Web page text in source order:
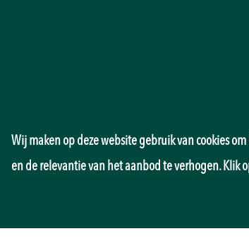
Wij maken op deze website gebruik van cookies
en de relevantie van het aanbod te verhogen. Klik